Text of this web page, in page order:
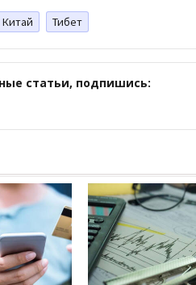
Китай Тибет
статьи, подпишись: